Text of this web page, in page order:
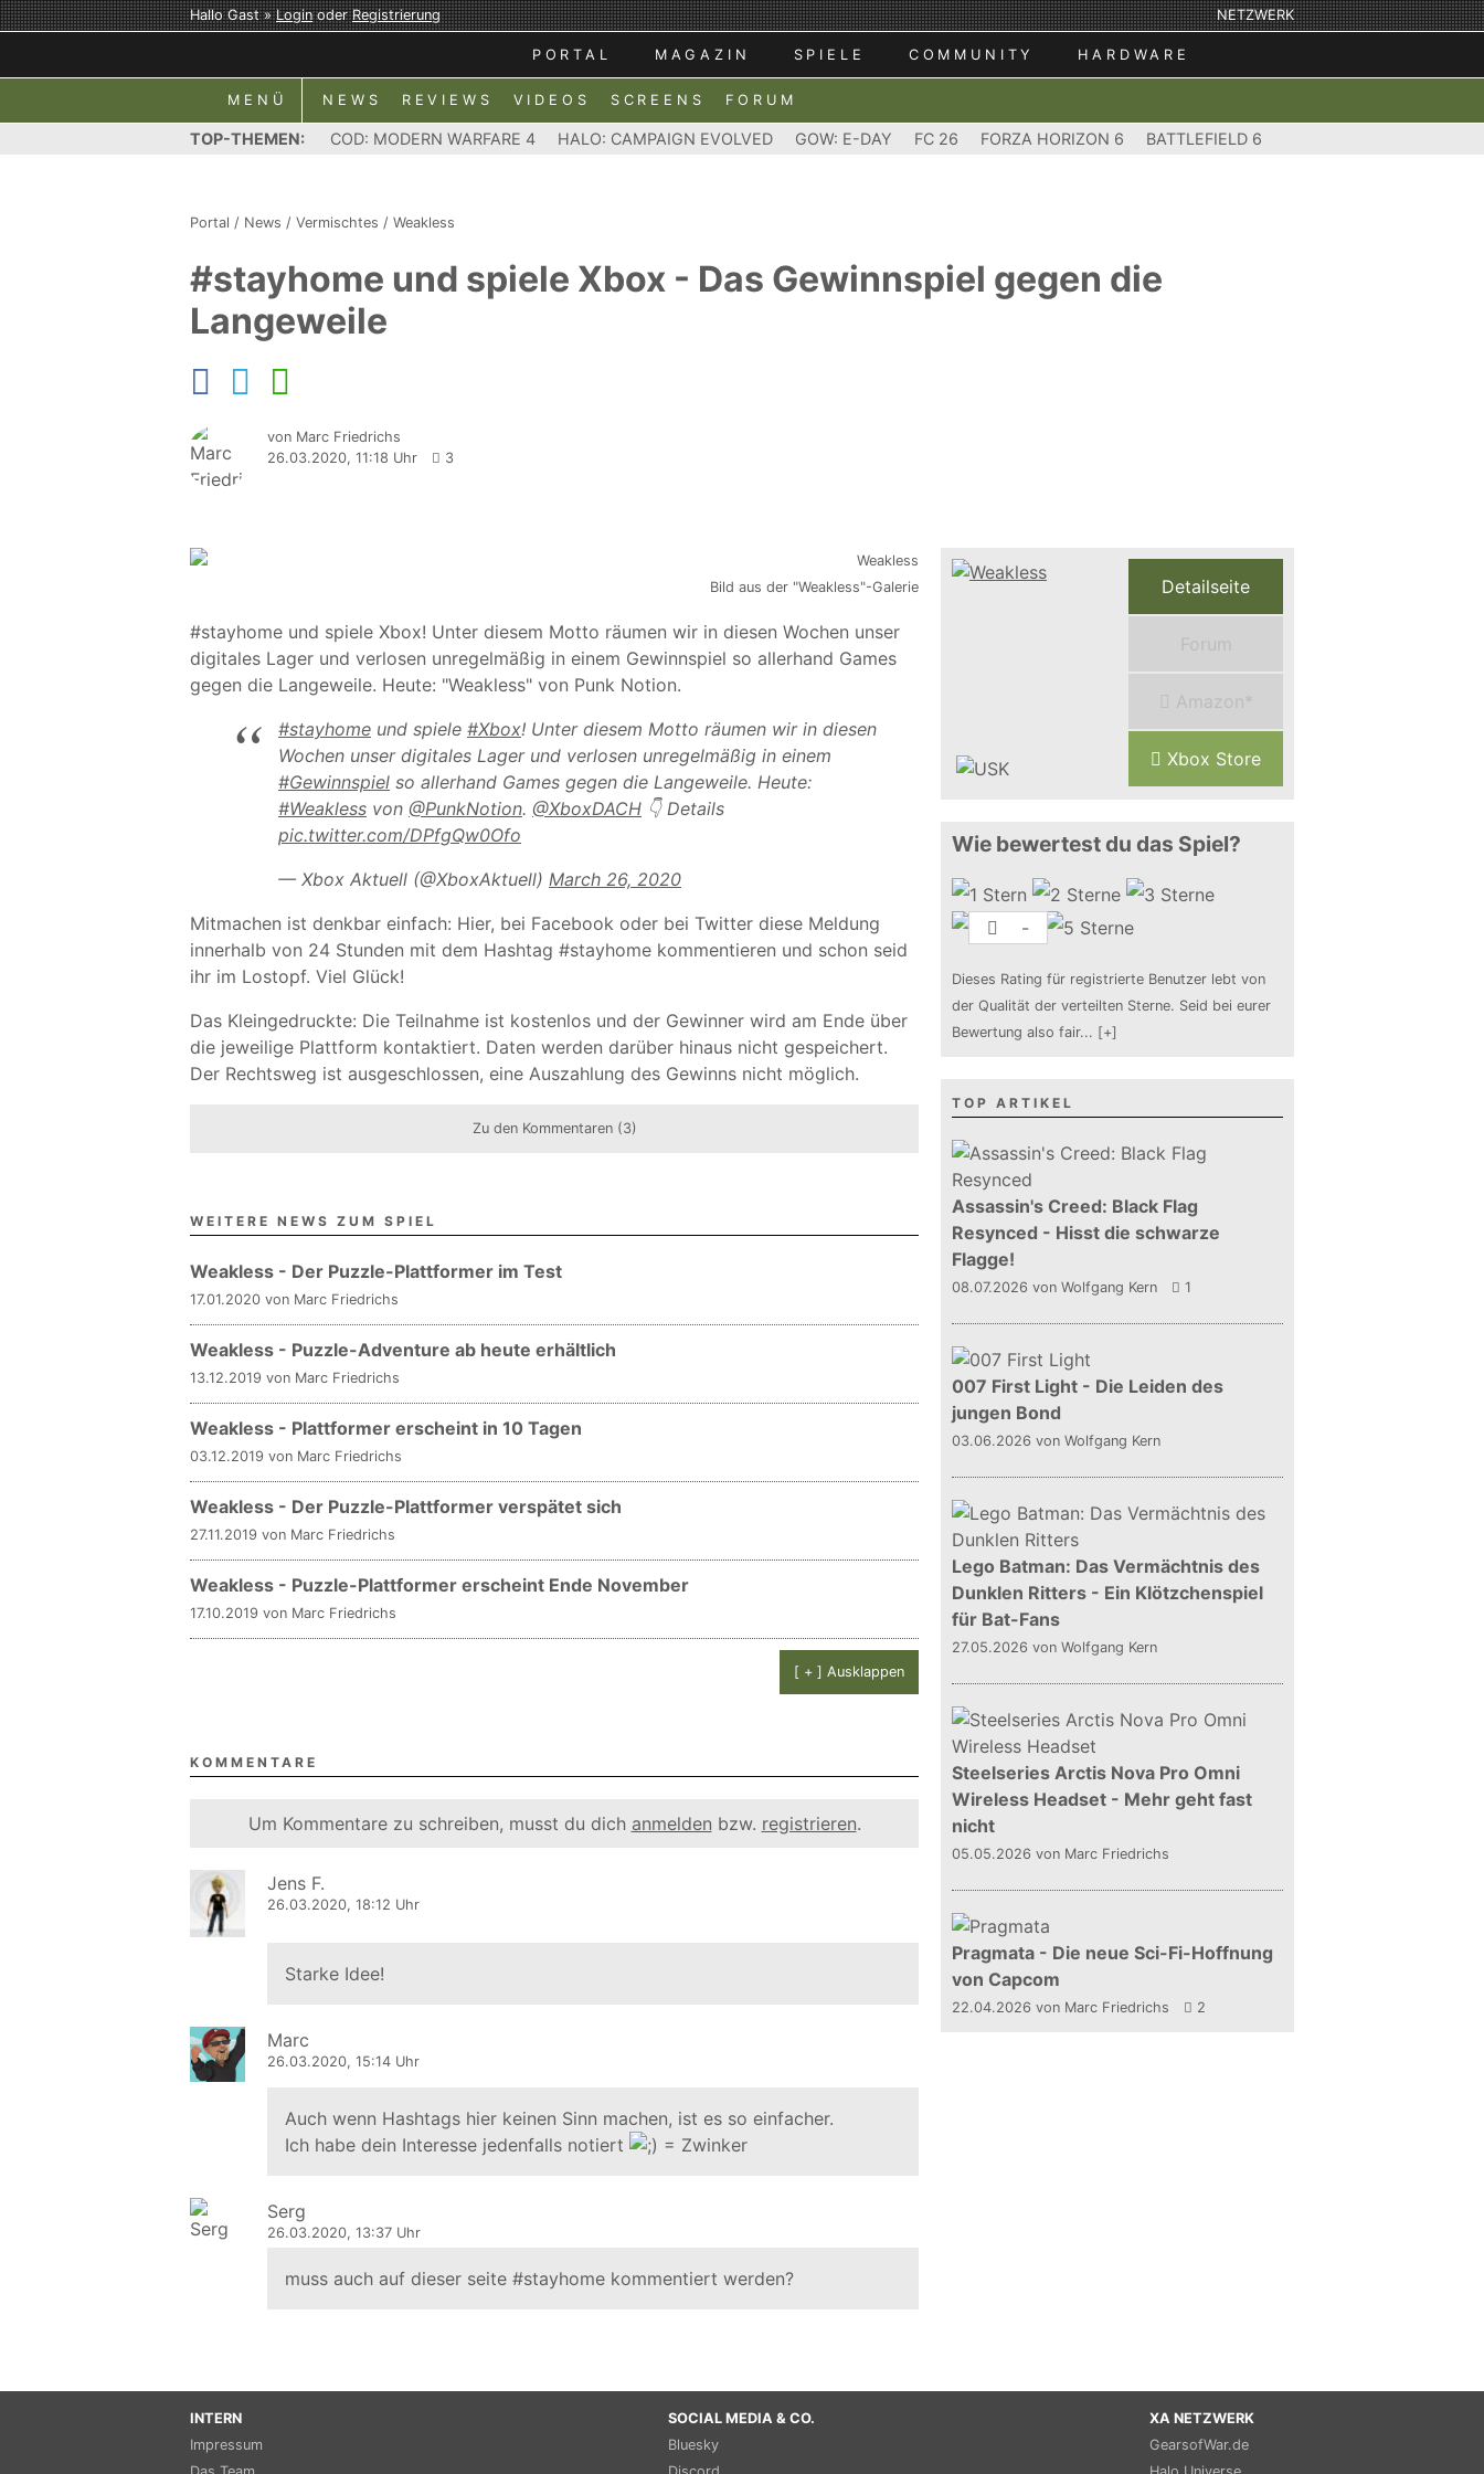
Hallo Gast »LoginoderRegistrierung NETZWERK
PORTAL MAGAZIN SPIELE COMMUNITY HARDWARE
MENÜ NEWS REVIEWS VIDEOS SCREENS FORUM
TOP-THEMEN: COD: MODERN WARFARE 4 HALO: CAMPAIGN EVOLVED GOW: E-DAY FC 26 FORZA HORIZON 6 BATTLEFIELD 6
Portal / News / Vermischtes / Weakless
#stayhome und spiele Xbox - Das Gewinnspiel gegen die
Langeweile
von Marc Friedrichs
26.03.2020, 11:18 Uhr
3
Bild aus der "Weakless"-Galerie
#stayhome und spiele Xbox! Unter diesem Motto räumen wir in diesen Wochen unser
digitales Lager und verlosen unregelmäßig in einem Gewinnspiel so allerhand Games
gegen die Langeweile. Heute: "Weakless" von Punk Notion.
#stayhome und spiele #Xbox! Unter diesem Motto räumen wir in diesen
Wochen unser digitales Lager und verlosen unregelmäßig in einem
#Gewinnspiel so allerhand Games gegen die Langeweile. Heute:
#Weakless von @PunkNotion. @XboxDACH 👇 Details
pic.twitter.com/DPfgQw0Ofo
— Xbox Aktuell (@XboxAktuell) March 26, 2020
Mitmachen ist denkbar einfach: Hier, bei Facebook oder bei Twitter diese Meldung
innerhalb von 24 Stunden mit dem Hashtag #stayhome kommentieren und schon seid
ihr im Lostopf. Viel Glück!
Das Kleingedruckte: Die Teilnahme ist kostenlos und der Gewinner wird am Ende über
die jeweilige Plattform kontaktiert. Daten werden darüber hinaus nicht gespeichert.
Der Rechtsweg ist ausgeschlossen, eine Auszahlung des Gewinns nicht möglich.
Zu den Kommentaren (3)
WEITERE NEWS ZUM SPIEL
Weakless - Der Puzzle-Plattformer im Test
17.01.2020 von Marc Friedrichs
Weakless - Puzzle-Adventure ab heute erhältlich
13.12.2019 von Marc Friedrichs
Weakless - Plattformer erscheint in 10 Tagen
03.12.2019 von Marc Friedrichs
Weakless - Der Puzzle-Plattformer verspätet sich
27.11.2019 von Marc Friedrichs
Weakless - Puzzle-Plattformer erscheint Ende November
17.10.2019 von Marc Friedrichs
[ + ] Ausklappen
KOMMENTARE
Um Kommentare zu schreiben, musst du dich anmelden bzw. registrieren.
Jens F.
26.03.2020, 18:12 Uhr
Starke Idee!
Marc
26.03.2020, 15:14 Uhr
Auch wenn Hashtags hier keinen Sinn machen, ist es so einfacher.
Ich habe dein Interesse jedenfalls notiert
Serg
26.03.2020, 13:37 Uhr
muss auch auf dieser seite #stayhome kommentiert werden?
Detailseite
Forum
Amazon*
Xbox Store
Wie bewertest du das Spiel?
-
Dieses Rating für registrierte Benutzer lebt von
der Qualität der verteilten Sterne. Seid bei eurer
Bewertung also fair... [+]
TOP ARTIKEL
Assassin's Creed: Black Flag
Resynced - Hisst die schwarze
Flagge!
08.07.2026 von Wolfgang Kern 1
007 First Light - Die Leiden des
jungen Bond
03.06.2026 von Wolfgang Kern
Lego Batman: Das Vermächtnis des
Dunklen Ritters - Ein Klötzchenspiel
für Bat-Fans
27.05.2026 von Wolfgang Kern
Steelseries Arctis Nova Pro Omni
Wireless Headset - Mehr geht fast
nicht
05.05.2026 von Marc Friedrichs
Pragmata - Die neue Sci-Fi-Hoffnung
von Capcom
22.04.2026 von Marc Friedrichs 2
INTERN
Impressum
SOCIAL MEDIA & CO.
Bluesky
XA NETZWERK
GearsofWar.de